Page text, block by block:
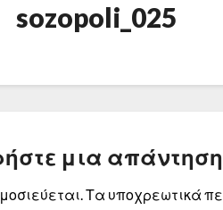
sozopoli_025
μια απάντηση
Τα υποχρεωτικά